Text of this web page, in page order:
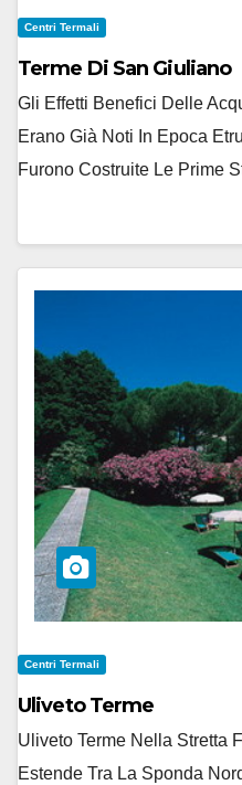
Centri Termali
Terme Di San Giuliano
Gli Effetti Benefici Delle
Erano Già Noti In Epoca
Furono Costruite Le Prime
Centri Termali
Uliveto Terme
Uliveto Terme Nella Stretta
Estende Tra La Sponda